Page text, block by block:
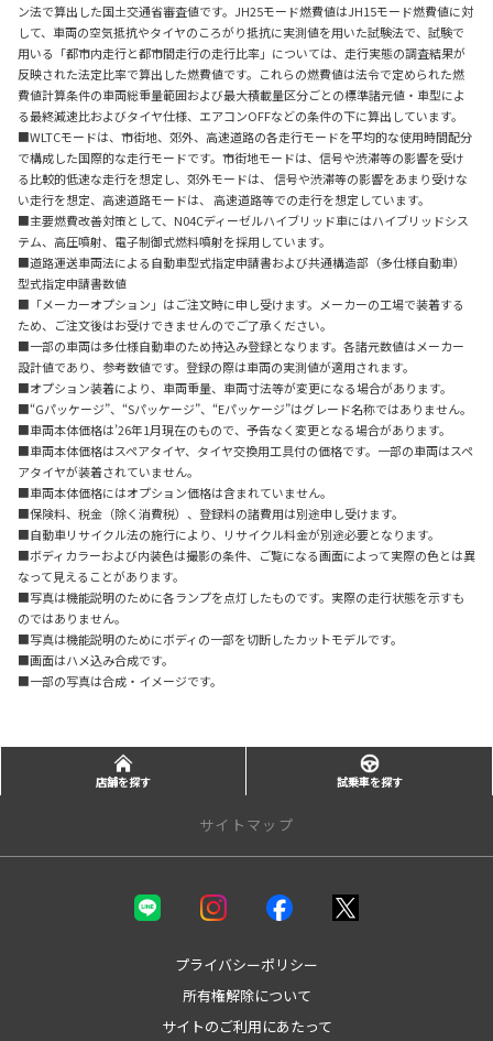
ン法で算出した国土交通省審査値です。JH25モード燃費値はJH15モード燃費値に対
して、車両の空気抵抗やタイヤのころがり抵抗に実測値を用いた試験法で、試験で
用いる「都市内走行と都市間走行の走行比率」については、走行実態の調査結果が
反映された法定比率で算出した燃費値です。これらの燃費値は法令で定められた燃
費値計算条件の車両総重量範囲および最大積載量区分ごとの標準諸元値・車型によ
る最終減速比およびタイヤ仕様、エアコンOFFなどの条件の下に算出しています。
■WLTCモードは、市街地、郊外、高速道路の各走行モードを平均的な使用時間配分
で構成した国際的な走行モードです。市街地モードは、信号や渋滞等の影響を受け
る比較的低速な走行を想定し、郊外モードは、 信号や渋滞等の影響をあまり受けな
い走行を想定、高速道路モードは、 高速道路等での走行を想定しています。
■主要燃費改善対策として、N04Cディーゼルハイブリッド車にはハイブリッドシス
テム、高圧噴射、電子制御式燃料噴射を採用しています。
■道路運送車両法による自動車型式指定申請書および共通構造部（多仕様自動車）
型式指定申請書数値
■「メーカーオプション」はご注文時に申し受けます。メーカーの工場で装着する
ため、ご注文後はお受けできませんのでご了承ください。
■一部の車両は多仕様自動車のため持込み登録となります。各諸元数値はメーカー
設計値であり、参考数値です。登録の際は車両の実測値が適用されます。
■オプション装着により、車両重量、車両寸法等が変更になる場合があります。
■“Gパッケージ”、“Sパッケージ”、“Eパッケージ”はグレード名称ではありません。
■車両本体価格は’26年1月現在のもので、予告なく変更となる場合があります。
■車両本体価格はスペアタイヤ、タイヤ交換用工具付の価格です。一部の車両はスペ
アタイヤが装着されていません。
■車両本体価格にはオプション価格は含まれていません。
■保険料、税金（除く消費税）、登録料の諸費用は別途申し受けます。
■自動車リサイクル法の施行により、リサイクル料金が別途必要となります。
■ボディカラーおよび内装色は撮影の条件、ご覧になる画面によって実際の色とは異
なって見えることがあります。
■写真は機能説明のために各ランプを点灯したものです。実際の走行状態を示すも
のではありません。
■写真は機能説明のためにボディの一部を切断したカットモデルです。
■画面はハメ込み合成です。
■一部の写真は合成・イメージです。
店舗を探す 試乗車を探す
サイトマップ
プライバシーポリシー
所有権解除について
サイトのご利用にあたって